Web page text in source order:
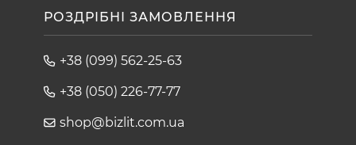
РОЗДРІБНІ ЗАМОВЛЕННЯ
+38 (099) 562-25-63
+38 (050) 226-77-77
shop@bizlit.com.ua